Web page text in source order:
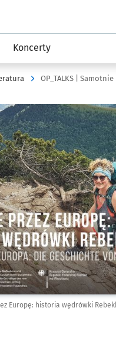
Koncerty
OP_TALKS |
Europę: historia wędrówki